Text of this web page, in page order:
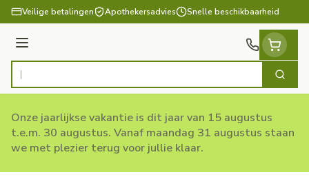
Ga naar de inhoud
Veilige betalingen Apothekersadvies Snelle beschikbaarheid
Menu
Product, merk, categorie... Zoek
Onze jaarlijkse vakantie is dit jaar van 15 augustus
t.e.m. 30 augustus. Vanaf maandag 31 augustus staan
we met plezier terug voor jullie klaar.